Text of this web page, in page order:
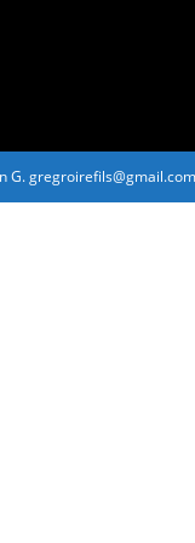
G. gregroirefils@gmail.com